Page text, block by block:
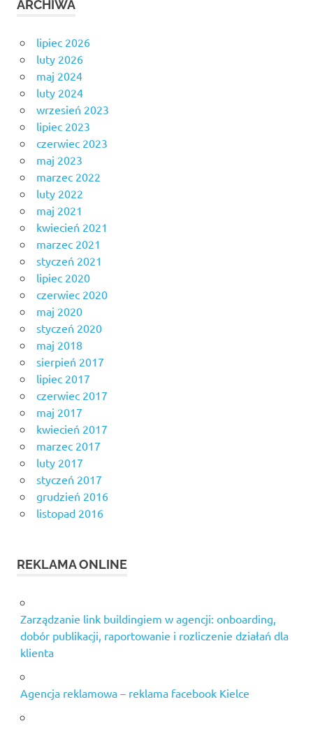
ARCHIWA
lipiec 2026
luty 2026
maj 2024
luty 2024
wrzesień 2023
lipiec 2023
czerwiec 2023
maj 2023
marzec 2022
luty 2022
maj 2021
kwiecień 2021
marzec 2021
styczeń 2021
lipiec 2020
czerwiec 2020
maj 2020
styczeń 2020
maj 2018
sierpień 2017
lipiec 2017
czerwiec 2017
maj 2017
kwiecień 2017
marzec 2017
luty 2017
styczeń 2017
grudzień 2016
listopad 2016
REKLAMA ONLINE
Zarządzanie link buildingiem w agencji: onboarding,
dobór publikacji, raportowanie i rozliczenie działań dla
klienta
Agencja reklamowa – reklama facebook Kielce